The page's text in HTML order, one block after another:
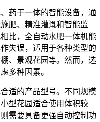
药于一体的智能设备，通
肥、精准灌溉和智能监
比，全自动水肥一体机能
失误，适用于各种类型的
、景观花园等。然而，选
多种因素。
适的产品型号。不同规模
型花园适合使用体积较
需要具备更强自动控制功